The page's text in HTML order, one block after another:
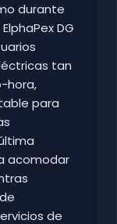
durante
DG
tan
hora,
para
acomodar
de